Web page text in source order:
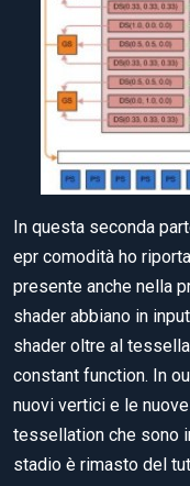
In questa seconda
epr comodità ho
presente anche nella
shader abbiano in
shader oltre al
constant function. In
nuovi vertici e le
tessellation che sono
stadio è rimasto del